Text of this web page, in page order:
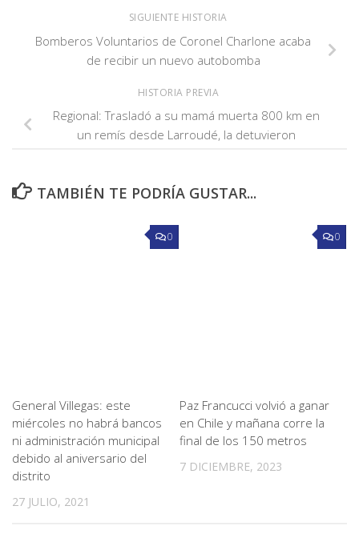
SIGUIENTE HISTORIA
Bomberos Voluntarios de Coronel Charlone acaba
de recibir un nuevo autobomba
HISTORIA PREVIA
Regional: Trasladó a su mamá muerta 800 km en
un remís desde Larroudé, la detuvieron
TAMBIÉN TE PODRÍA GUSTAR...
0
General Villegas: este
miércoles no habrá bancos
ni administración municipal
debido al aniversario del
distrito
27 JULIO, 2021
0
Paz Francucci volvió a ganar
en Chile y mañana corre la
final de los 150 metros
7 DICIEMBRE, 2023